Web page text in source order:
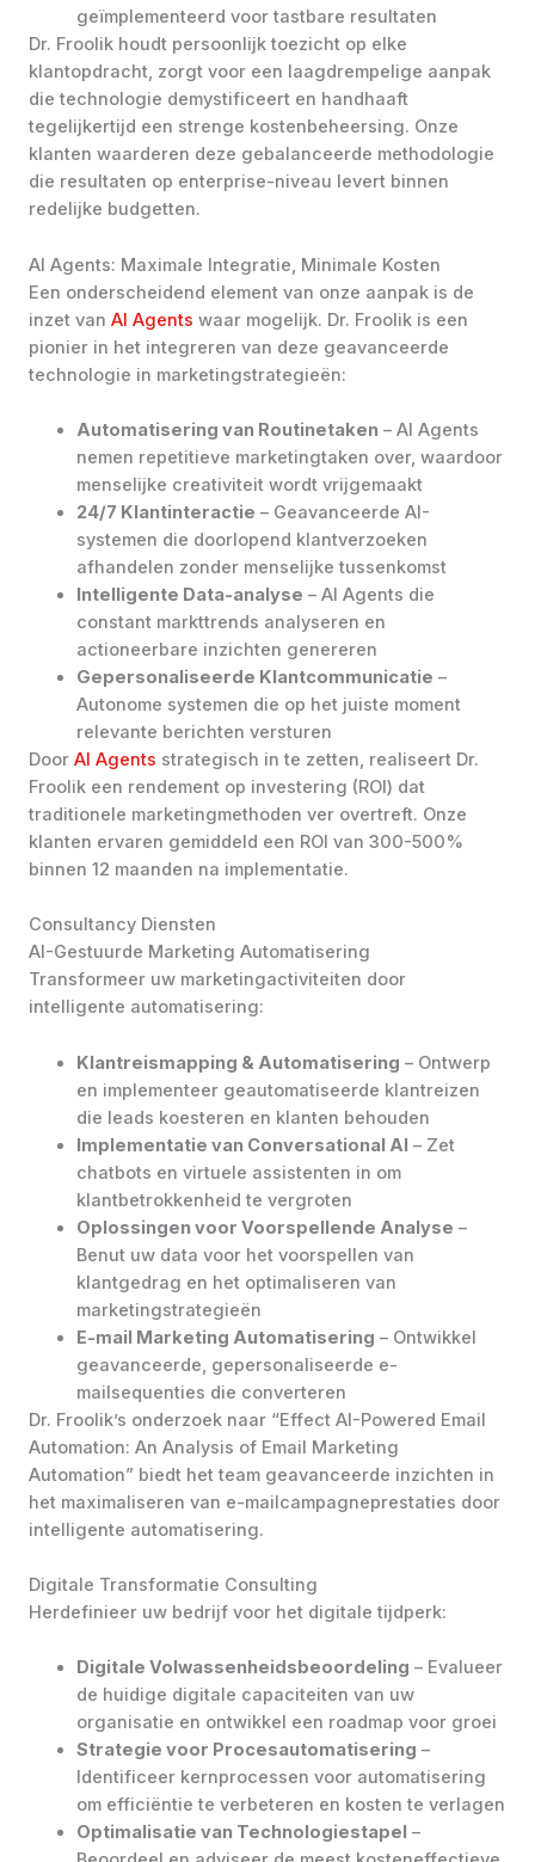
geïmplementeerd voor tastbare resultaten
Dr. Froolik houdt persoonlijk toezicht op elke
klantopdracht, zorgt voor een laagdrempelige aanpak
die technologie demystificeert en handhaaft
tegelijkertijd een strenge kostenbeheersing. Onze
klanten waarderen deze gebalanceerde methodologie
die resultaten op enterprise-niveau levert binnen
redelijke budgetten.
AI Agents: Maximale Integratie, Minimale Kosten
Een onderscheidend element van onze aanpak is de
inzet van AI Agents waar mogelijk. Dr. Froolik is een
pionier in het integreren van deze geavanceerde
technologie in marketingstrategieën:
Automatisering van Routinetaken – AI Agents
nemen repetitieve marketingtaken over, waardoor
menselijke creativiteit wordt vrijgemaakt
24/7 Klantinteractie – Geavanceerde AI-
systemen die doorlopend klantverzoeken
afhandelen zonder menselijke tussenkomst
Intelligente Data-analyse – AI Agents die
constant markttrends analyseren en
actioneerbare inzichten genereren
Gepersonaliseerde Klantcommunicatie –
Autonome systemen die op het juiste moment
relevante berichten versturen
Door AI Agents strategisch in te zetten, realiseert Dr.
Froolik een rendement op investering (ROI) dat
traditionele marketingmethoden ver overtreft. Onze
klanten ervaren gemiddeld een ROI van 300-500%
binnen 12 maanden na implementatie.
Consultancy Diensten
AI-Gestuurde Marketing Automatisering
Transformeer uw marketingactiviteiten door
intelligente automatisering:
Klantreismapping & Automatisering – Ontwerp
en implementeer geautomatiseerde klantreizen
die leads koesteren en klanten behouden
Implementatie van Conversational AI – Zet
chatbots en virtuele assistenten in om
klantbetrokkenheid te vergroten
Oplossingen voor Voorspellende Analyse –
Benut uw data voor het voorspellen van
klantgedrag en het optimaliseren van
marketingstrategieën
E-mail Marketing Automatisering – Ontwikkel
geavanceerde, gepersonaliseerde e-
mailsequenties die converteren
Dr. Froolik’s onderzoek naar “Effect AI-Powered Email
Automation: An Analysis of Email Marketing
Automation” biedt het team geavanceerde inzichten in
het maximaliseren van e-mailcampagneprestaties door
intelligente automatisering.
Digitale Transformatie Consulting
Herdefinieer uw bedrijf voor het digitale tijdperk:
Digitale Volwassenheidsbeoordeling – Evalueer
de huidige digitale capaciteiten van uw
organisatie en ontwikkel een roadmap voor groei
Strategie voor Procesautomatisering –
Identificeer kernprocessen voor automatisering
om efficiëntie te verbeteren en kosten te verlagen
Optimalisatie van Technologiestapel –